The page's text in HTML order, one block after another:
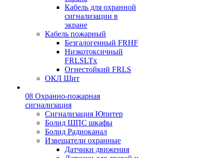
Кабель для охранной
сигнализации в
экране
Кабель пожарный
Безгалогенный FRHF
Низкотоксичный
FRLSLTx
Огнестойкий FRLS
ОКЛ Щит
08 Охранно-пожарная
сигнализация
Сигнализация Юпитер
Болид ШПС шкафы
Болид Радиоканал
Извещатели охранные
Датчики движения